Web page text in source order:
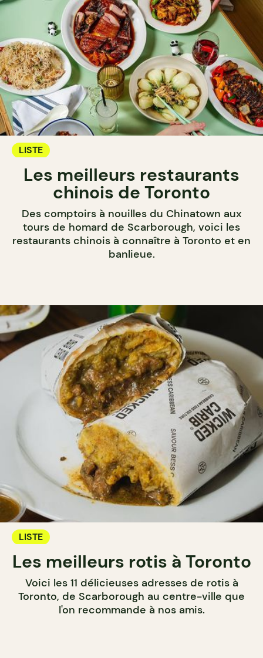
LISTE
Les meilleurs restaurants
chinois de Toronto
Des comptoirs à nouilles du Chinatown aux
tours de homard de Scarborough, voici les
restaurants chinois à connaître à Toronto et en
banlieue.
LISTE
Les meilleurs rotis à Toronto
Voici les 11 délicieuses adresses de rotis à
Toronto, de Scarborough au centre-ville que
l'on recommande à nos amis.